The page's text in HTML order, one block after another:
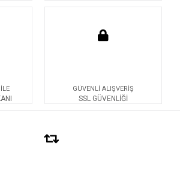
GÜVENLİ ALIŞVERİŞ
SSL GÜVENLİĞİ